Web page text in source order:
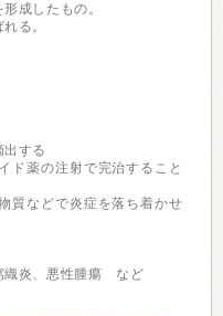
成したもの。
る。
出する
ド薬の注射で完治すること
質などで炎症を落ち着かせ
織炎、悪性腫瘍 など